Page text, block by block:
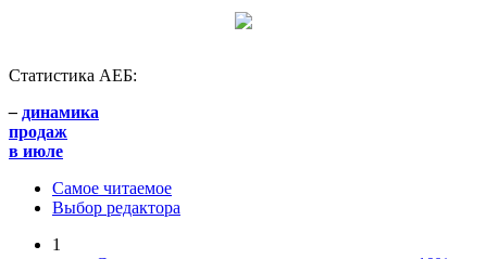
Статистика АЕБ:
– динамика
продаж
в июле
Самое читаемое
Выбор редактора
1